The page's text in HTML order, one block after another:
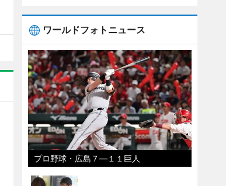
ワールドフォトニュース
プロ野球・広島７―１１巨人